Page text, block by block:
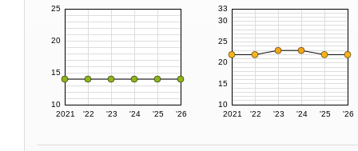
2021 '22 '23 '24 '25 '26
10
15
20
25
2021 '22 '23 '24 '25 '26
10
15
20
25
30
33